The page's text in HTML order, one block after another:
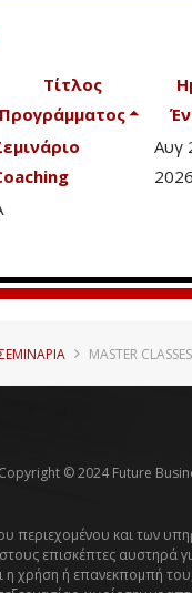
Τίτλος
Προγράμματος
Αυγ
2026
MASTER
Copyright © 2024 Future
περιεχομένου και των
στους επισκέπτες αυστηρά
η χρήση ή επανεκπομπή